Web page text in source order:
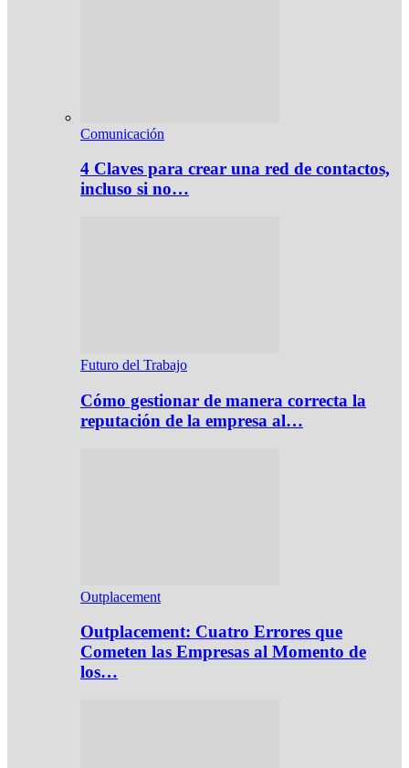
Comunicación
4 Claves para crear una red de contactos,
incluso si no…
Futuro del Trabajo
Cómo gestionar de manera correcta la
reputación de la empresa al…
Outplacement
Outplacement: Cuatro Errores que
Cometen las Empresas al Momento de
los…